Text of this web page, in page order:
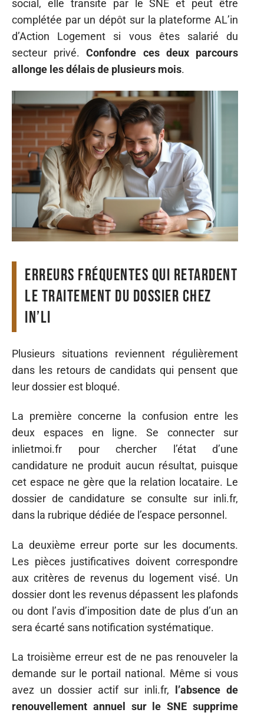
social, elle transite par le SNE et peut être
complétée par un dépôt sur la plateforme AL’in
d’Action Logement si vous êtes salarié du
secteur privé.Confondre ces deux parcours
allonge les délais de plusieurs mois.
Erreurs fréquentes qui retardent
le traitement du dossier chez
in’li
Plusieurs situations reviennent régulièrement
dans les retours de candidats qui pensent que
leur dossier est bloqué.
La première concerne la confusion entre les
deux espaces en ligne. Se connecter sur
inlietmoi.fr pour chercher l’état d’une
candidature ne produit aucun résultat, puisque
cet espace ne gère que la relation locataire. Le
dossier de candidature se consulte sur inli.fr,
dans la rubrique dédiée de l’espace personnel.
La deuxième erreur porte sur les documents.
Les pièces justificatives doivent correspondre
aux critères de revenus du logement visé. Un
dossier dont les revenus dépassent les plafonds
ou dont l’avis d’imposition date de plus d’un an
sera écarté sans notification systématique.
La troisième erreur est de ne pas renouveler la
demande sur le portail national. Même si vous
avez un dossier actif sur inli.fr,
l’absence de
renouvellement annuel sur le SNE supprime